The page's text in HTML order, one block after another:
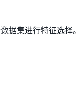
据集进行特征选择